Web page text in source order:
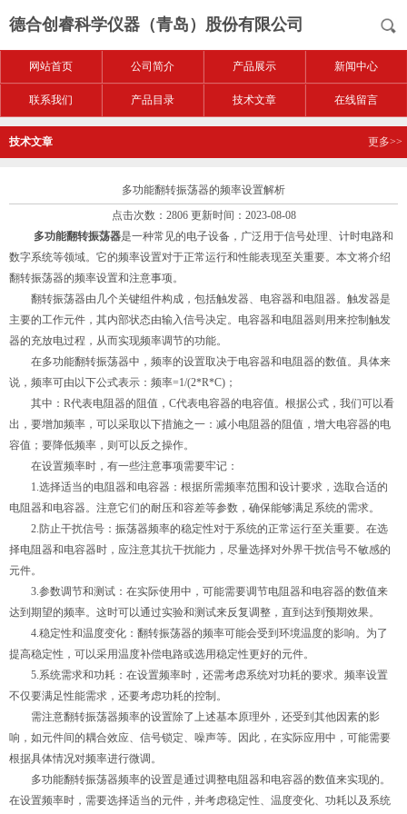
德合创睿科学仪器（青岛）股份有限公司
网站首页 公司简介 产品展示 新闻中心
联系我们 产品目录 技术文章 在线留言
技术文章 更多>>
多功能翻转振荡器的频率设置解析
点击次数：2806 更新时间：2023-08-08
多功能翻转振荡器是一种常见的电子设备，广泛用于信号处理、计时电路和
数字系统等领域。它的频率设置对于正常运行和性能表现至关重要。本文将介绍
翻转振荡器的频率设置和注意事项。
翻转振荡器由几个关键组件构成，包括触发器、电容器和电阻器。触发器是
主要的工作元件，其内部状态由输入信号决定。电容器和电阻器则用来控制触发
器的充放电过程，从而实现频率调节的功能。
在多功能翻转振荡器中，频率的设置取决于电容器和电阻器的数值。具体来
说，频率可由以下公式表示：频率=1/(2*R*C)；
其中：R代表电阻器的阻值，C代表电容器的电容值。根据公式，我们可以看
出，要增加频率，可以采取以下措施之一：减小电阻器的阻值，增大电容器的电
容值；要降低频率，则可以反之操作。
在设置频率时，有一些注意事项需要牢记：
1.选择适当的电阻器和电容器：根据所需频率范围和设计要求，选取合适的
电阻器和电容器。注意它们的耐压和容差等参数，确保能够满足系统的需求。
2.防止干扰信号：振荡器频率的稳定性对于系统的正常运行至关重要。在选
择电阻器和电容器时，应注意其抗干扰能力，尽量选择对外界干扰信号不敏感的
元件。
3.参数调节和测试：在实际使用中，可能需要调节电阻器和电容器的数值来
达到期望的频率。这时可以通过实验和测试来反复调整，直到达到预期效果。
4.稳定性和温度变化：翻转振荡器的频率可能会受到环境温度的影响。为了
提高稳定性，可以采用温度补偿电路或选用稳定性更好的元件。
5.系统需求和功耗：在设置频率时，还需考虑系统对功耗的要求。频率设置
不仅要满足性能需求，还要考虑功耗的控制。
需注意翻转振荡器频率的设置除了上述基本原理外，还受到其他因素的影
响，如元件间的耦合效应、信号锁定、噪声等。因此，在实际应用中，可能需要
根据具体情况对频率进行微调。
多功能翻转振荡器频率的设置是通过调整电阻器和电容器的数值来实现的。
在设置频率时，需要选择适当的元件，并考虑稳定性、温度变化、功耗以及系统